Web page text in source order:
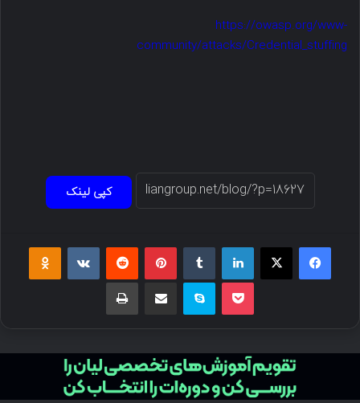
https://owasp.org/www-
community/attacks/Credential_stuffing
کپی لینک
فیسبوک ایکس لینکداین پینتریست
پاکت اسکایپ چاپ